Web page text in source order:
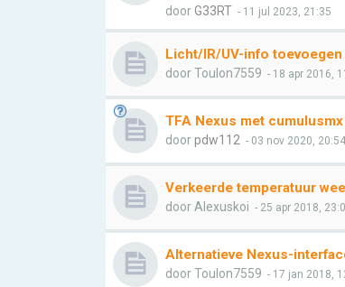
doorG33RT - 11 jul 2023, 21:35
Licht/IR/UV-info toevoegen
doorToulon7559 - 18 apr 2016,
TFA Nexus met
doorpdw112 - 03 nov 2020, 20:54
Verkeerde temperatuur
door Alexuskoi - 25 apr 2018,
Alternatieve Nexus-
doorToulon7559 - 17 jan 2018,